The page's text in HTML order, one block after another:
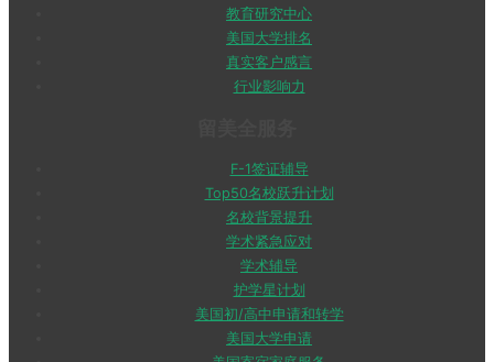
教育研究中心
美国大学排名
真实客户感言
行业影响力
F-1签证辅导
Top50名校跃升计划
名校背景提升
学术紧急应对
学术辅导
护学星计划
美国初/高中申请和转学
美国大学申请